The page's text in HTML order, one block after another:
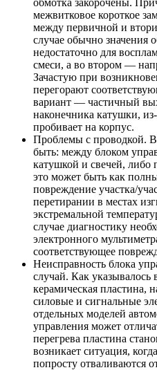
обмотка закорочены.
межвитковое короткое
между первичной и
случае обычно значения
недостаточно для
смеси, а во втором —
Зачастую при
перегорают
вариант — частичный
наконечника катушки,
пробивает на корпус.
Проблемы с проводкой.
быть: между блоком
катушкой и свечей,
это может быть как
повреждение участка/
перетирании в местах
экстремальной
случае диагностику
электронного
соответствующее
Неисправность блока
случай. Как
керамическая пластина,
силовые и сигнальные
отдельных моделей
управления может
перегрева пластина
возникает ситуация,
попросту отваливаются